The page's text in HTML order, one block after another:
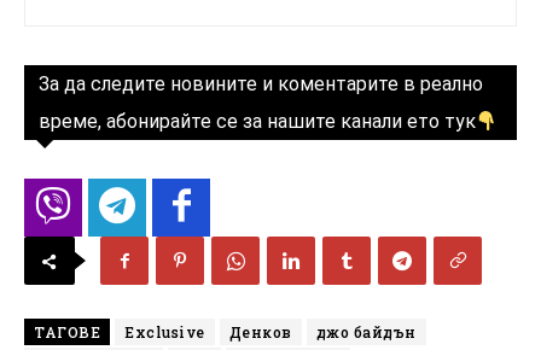
За да следите новините и коментарите в реално
време, абонирайте се за нашите канали ето тук
ТАГОВЕ Exclusive Денков
джо байдън